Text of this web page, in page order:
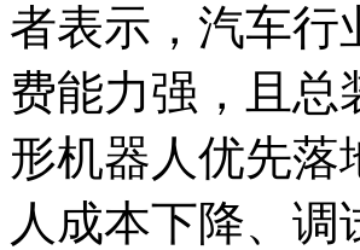
者表示，汽车行
费能力强，且总
形机器人优先落
人成本下降、